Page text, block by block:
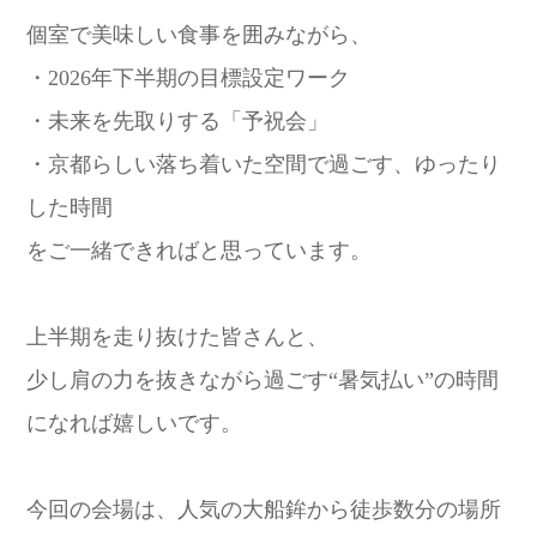
個室で美味しい食事を囲みながら、
・2026年下半期の目標設定ワーク
・未来を先取りする「予祝会」
・京都らしい落ち着いた空間で過ごす、ゆったり
した時間
をご一緒できればと思っています。
上半期を走り抜けた皆さんと、
少し肩の力を抜きながら過ごす“暑気払い”の時間
になれば嬉しいです。
今回の会場は、人気の大船鉾から徒歩数分の場所